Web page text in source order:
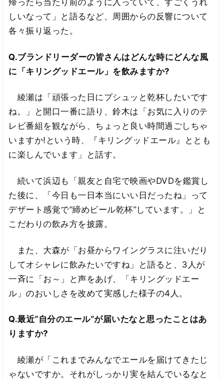
帰ったら当たり前のように入っていて、すごくうれ
しいなって」と語るなど、周囲からの反響について
各々振り返った。
Q.ブランドリーダーの皆さんはどんな時にどんな風
に「キリングッドエール」を飲みますか?
綾瀬は「頑張った日にプシュッと乾杯したいです
ね。」と開口一番に語り、鈴木は「お気に入りのテ
レビ番組を観ながら、ちょっと良い時間過ごしちゃ
いますか!という時、『キリングッドエール』ととも
に楽しんでいます」と話す。
続いて浜辺も「親友と自宅で映画やDVDを鑑賞し
た後に、「今日も一日本当にいい日だったね」って
デザート感覚で“締めビール乾杯”しています。」と
こだわりの飲み方を披露。
また、大森が「お昼からワイングラスに注いだり
してオシャレに飲みたいですね」と語ると、3人が
一斉に「お～」と声をあげ、「キリングッドエー
ル」のおいしさを改めて実感した様子の4人。
Q.最近“自分のエール”が届いたなと思ったことはあ
りますか?
綾瀬が「これまでみんなでエールを届けてきたじ
ゃないですか。それがしっかり実を結んでいるなと